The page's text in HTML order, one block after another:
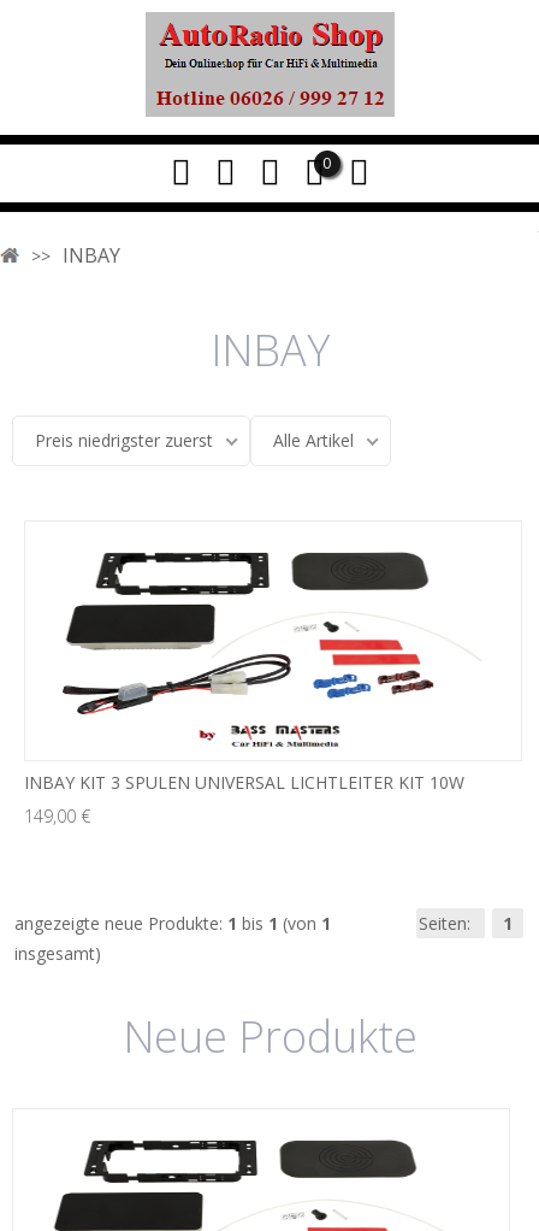
0
INBAY
INBAY
Preis niedrigster zuerst Alle Artikel
INBAY KIT 3 SPULEN UNIVERSAL LICHTLEITER KIT 10W
149,00 €
Seiten: 1
angezeigte neue Produkte: 1 bis 1 (von 1
insgesamt)
Neue Produkte